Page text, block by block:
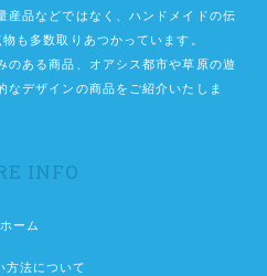
産品などではなく、ハンドメイドの伝
も多数取りあつかっています。
のある商品、オアシス都市や草原の遊
なデザインの商品をご紹介いたしま
INFO
ホーム
方法について